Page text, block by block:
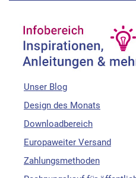
Unser Blog
Design des Monats
Downloadbereich
Europaweiter Versand
Zahlungsmethoden